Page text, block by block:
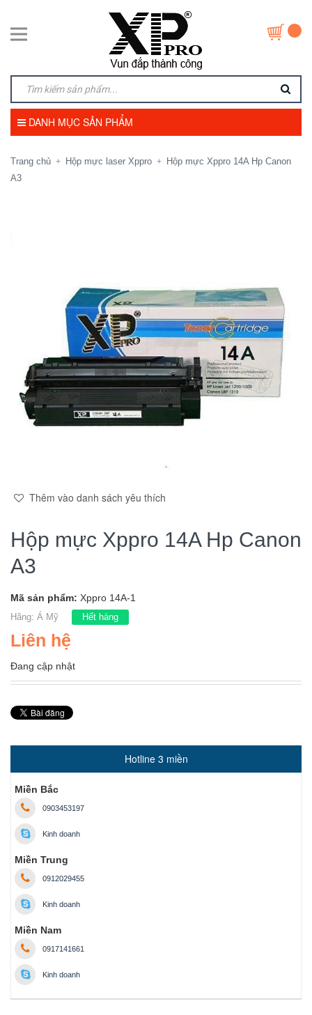
DANH MỤC SẢN PHẨM
Trang chủ + Hộp mực laser Xppro +
Hộp mực Xppro 14A Hp Canon
A3
Thêm vào danh sách yêu thích
Hộp mực Xppro 14A Hp Canon
A3
Mã sản phẩm: Xppro 14A-1
Hãng: Á Mỹ Hết hàng
Liên hệ
Đang cập nhật
Hotline 3 miền
Miền Bắc
0903453197
Kinh doanh
Miền Trung
0912029455
Kinh doanh
Miền Nam
0917141661
Kinh doanh